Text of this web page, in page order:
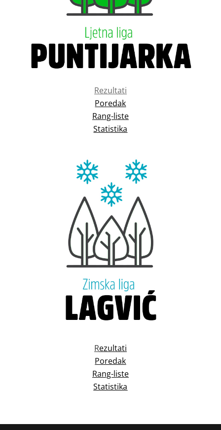
Rezultati
Poredak
Rang-liste
Statistika
Rezultati
Poredak
Rang-liste
Statistika